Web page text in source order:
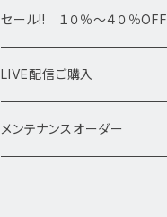
高級・高品質ブレスレット
サイズ
13㎜以上
スフィア 丸玉
置物
原石・クラスター
セール!! １０％～４０％OFF
LIVE配信ご購入
メンテナンスオーダー